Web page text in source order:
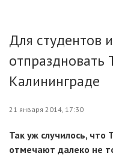
Для студентов
отпраздновать
Калининграде
21 января 2014, 17:30
Так уж случилось, что
отмечают далеко не